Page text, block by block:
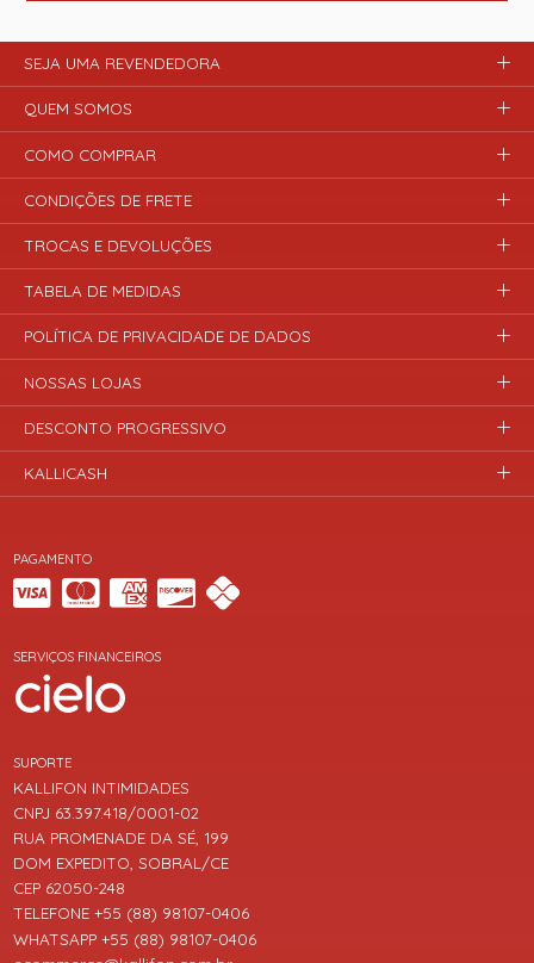
PAGAMENTO
SERVIÇOS FINANCEIROS
SUPORTE
KALLIFON INTIMIDADES
CNPJ 63.397.418/0001-02
RUA PROMENADE DA SÉ, 199
DOM EXPEDITO, SOBRAL/CE
CEP 62050-248
TELEFONE +55 (88) 98107-0406
WHATSAPP +55 (88) 98107-0406
SEJA UMA REVENDEDORA
QUEM SOMOS
COMO COMPRAR
CONDIÇÕES DE FRETE
TROCAS E DEVOLUÇÕES
TABELA DE MEDIDAS
POLÍTICA DE PRIVACIDADE DE DADOS
NOSSAS LOJAS
DESCONTO PROGRESSIVO
KALLICASH